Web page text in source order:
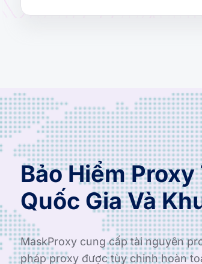
Bảo Hiểm Proxy
Quốc Gia Và
MaskProxy cung cấp tài nguyên
pháp proxy được tùy chỉnh hoàn